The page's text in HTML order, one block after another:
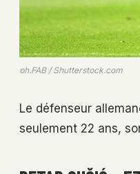
ph.FAB / Shutterstock.com
Le défenseur
seulement 22 ans,